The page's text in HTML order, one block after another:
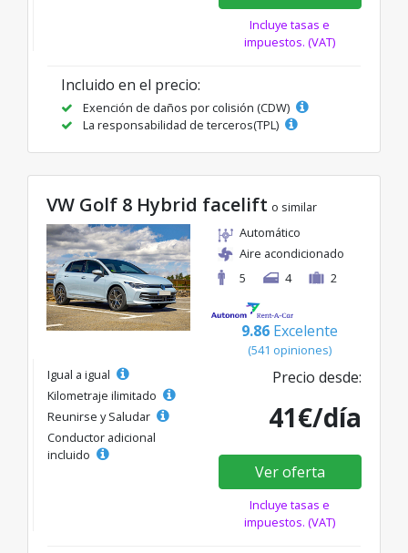
Incluye tasas e
impuestos. (VAT)
Incluido en el precio:
Exención de daños por colisión (CDW)
La responsabilidad de terceros(TPL)
VW Golf 8 Hybrid facelift o similar
Automático
Aire acondicionado
5
4 2
9.86 Excelente
(541 opiniones)
Igual a igual
Kilometraje ilimitado
Reunirse y Saludar
Conductor adicional
incluido
Precio desde:
41€/día
Ver oferta
Incluye tasas e
impuestos. (VAT)